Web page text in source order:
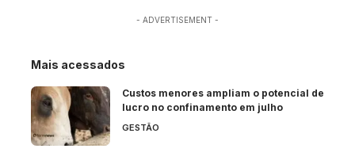
- ADVERTISEMENT -
Mais acessados
Custos menores ampliam o potencial de
lucro no confinamento em julho
GESTÃO